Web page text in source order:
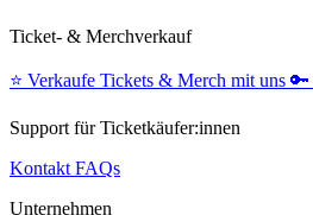
Ticket- & Merchverkauf
⭐️ Verkaufe Tickets & Merch mit uns 🔑
Support für Ticketkäufer:innen
Kontakt FAQs
Unternehmen